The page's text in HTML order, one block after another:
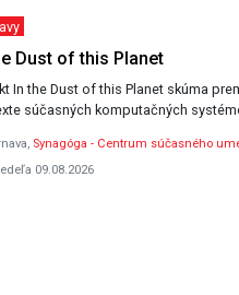
Dust of this Planet
In the Dust of this Planet skúma
súčasných komputačných
Synagóga - Centrum súčasného
09.08.2026